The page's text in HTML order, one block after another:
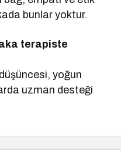
bunlar yoktur.
terapiste
yoğun
uzman desteği